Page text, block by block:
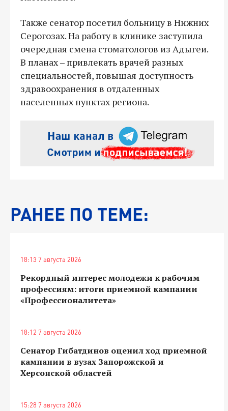
Также сенатор посетил больницу в Нижних
Серогозах. На работу в клинике заступила
очередная смена стоматологов из Адыгеи.
В планах – привлекать врачей разных
специальностей, повышая доступность
здравоохранения в отдаленных
населенных пунктах региона.
РАНЕЕ ПО ТЕМЕ:
18:13 7 августа 2026
Рекордный интерес молодежи к рабочим
профессиям: итоги приемной кампании
«Профессионалитета»
18:12 7 августа 2026
Сенатор Гибатдинов оценил ход приемной
кампании в вузах Запорожской и
Херсонской областей
15:28 7 августа 2026